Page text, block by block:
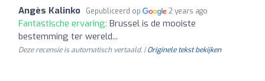
Angès Kalinko Gepubliceerd op 2 years ago
Fantastische ervaring: Brussel is de mooiste
bestemming ter wereld...
Deze recensie is automatisch vertaald. |Originele tekst bekijken